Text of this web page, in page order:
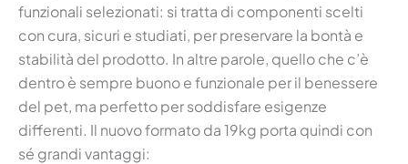
funzionali selezionati: si tratta di componenti scelti
con cura, sicuri e studiati, per preservare la bontà e
stabilità del prodotto. In altre parole, quello che c’è
dentro è sempre buono e funzionale per il benessere
del pet, ma perfetto per soddisfare esigenze
differenti. Il nuovo formato da 19kg porta quindi con
sé grandi vantaggi: